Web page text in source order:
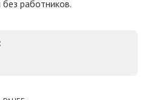
работников.